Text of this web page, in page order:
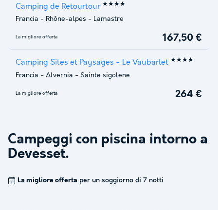
Camping de Retourtour ★★★★
Francia - Rhône-alpes - Lamastre
La migliore offerta 167,50 €
Camping Sites et Paysages - Le Vaubarlet ★★★★
Francia - Alvernia - Sainte sigolene
La migliore offerta 264 €
Campeggi con piscina intorno a
Devesset.
La migliore offerta per un soggiorno di 7 notti